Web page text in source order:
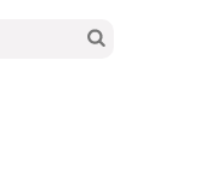
Keresés: